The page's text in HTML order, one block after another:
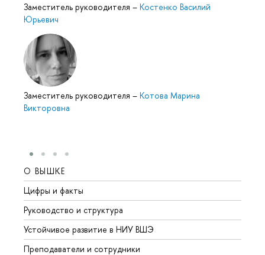
Заместитель руководителя – Костенко Василий
Юрьевич
Заместитель руководителя – Котова Марина
Викторовна
О ВЫШКЕ
Цифры и факты
Руководство и структура
Устойчивое развитие в НИУ ВШЭ
Преподаватели и сотрудники